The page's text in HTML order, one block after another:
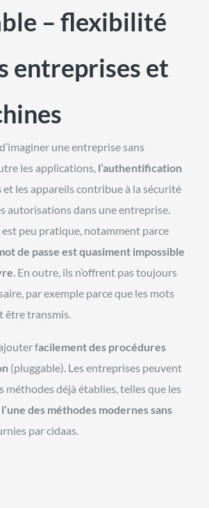
– flexibilité
entreprises et
une entreprise sans
les applications, l’authentification
et les appareils contribue à la sécurité
autorisations dans une entreprise.
est peu pratique, notamment parce
de passe est quasiment impossible
. En outre, ils n’offrent pas toujours
par exemple parce que les mots
être transmis.
facilement des procédures
(pluggable). Les entreprises peuvent
méthodes déjà établies, telles que les
l’une des méthodes modernes sans
par cidaas.